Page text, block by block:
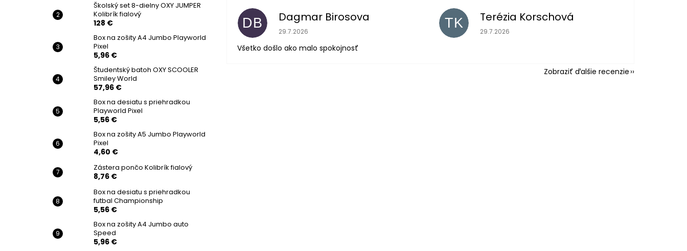
Školský set 8-dielny OXY JUMPER
Kolibrík fialový
128 €
Box na zošity A4 Jumbo Playworld
Pixel
5,96 €
Študentský batoh OXY SCOOLER
Smiley World
57,96 €
Box na desiatu s priehradkou
Playworld Pixel
5,56 €
Box na zošity A5 Jumbo Playworld
Pixel
4,60 €
Zástera pončo Kolibrík fialový
8,76 €
Box na desiatu s priehradkou
futbal Championship
5,56 €
Box na zošity A4 Jumbo auto
Speed
5,96 €
DB Dagmar Birosova
Hodnotenie obchodu je 5 z 5 hviezdičiek.
29.7.2026
Všetko došlo ako malo spokojnosť
TK Terézia Korschová
Hodnotenie obchodu je 5 z 5 hviezdičiek.
29.7.2026
Zobraziť ďalšie recenzie